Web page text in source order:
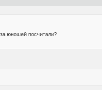
юношей посчитали?